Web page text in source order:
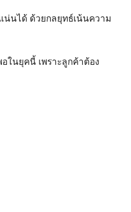
น่นได้ ด้วยกลยุทธ์เน้นความ
ในยุคนี้ เพราะลูกค้าต้อง